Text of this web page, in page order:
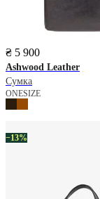
₴ 5 900
Ashwood Leather
Сумка
ONESIZE
−13%